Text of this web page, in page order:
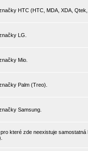
HTC (HTC, MDA, XDA,
LG.
Mio.
Palm (Treo).
Samsung.
které zde neexistuje